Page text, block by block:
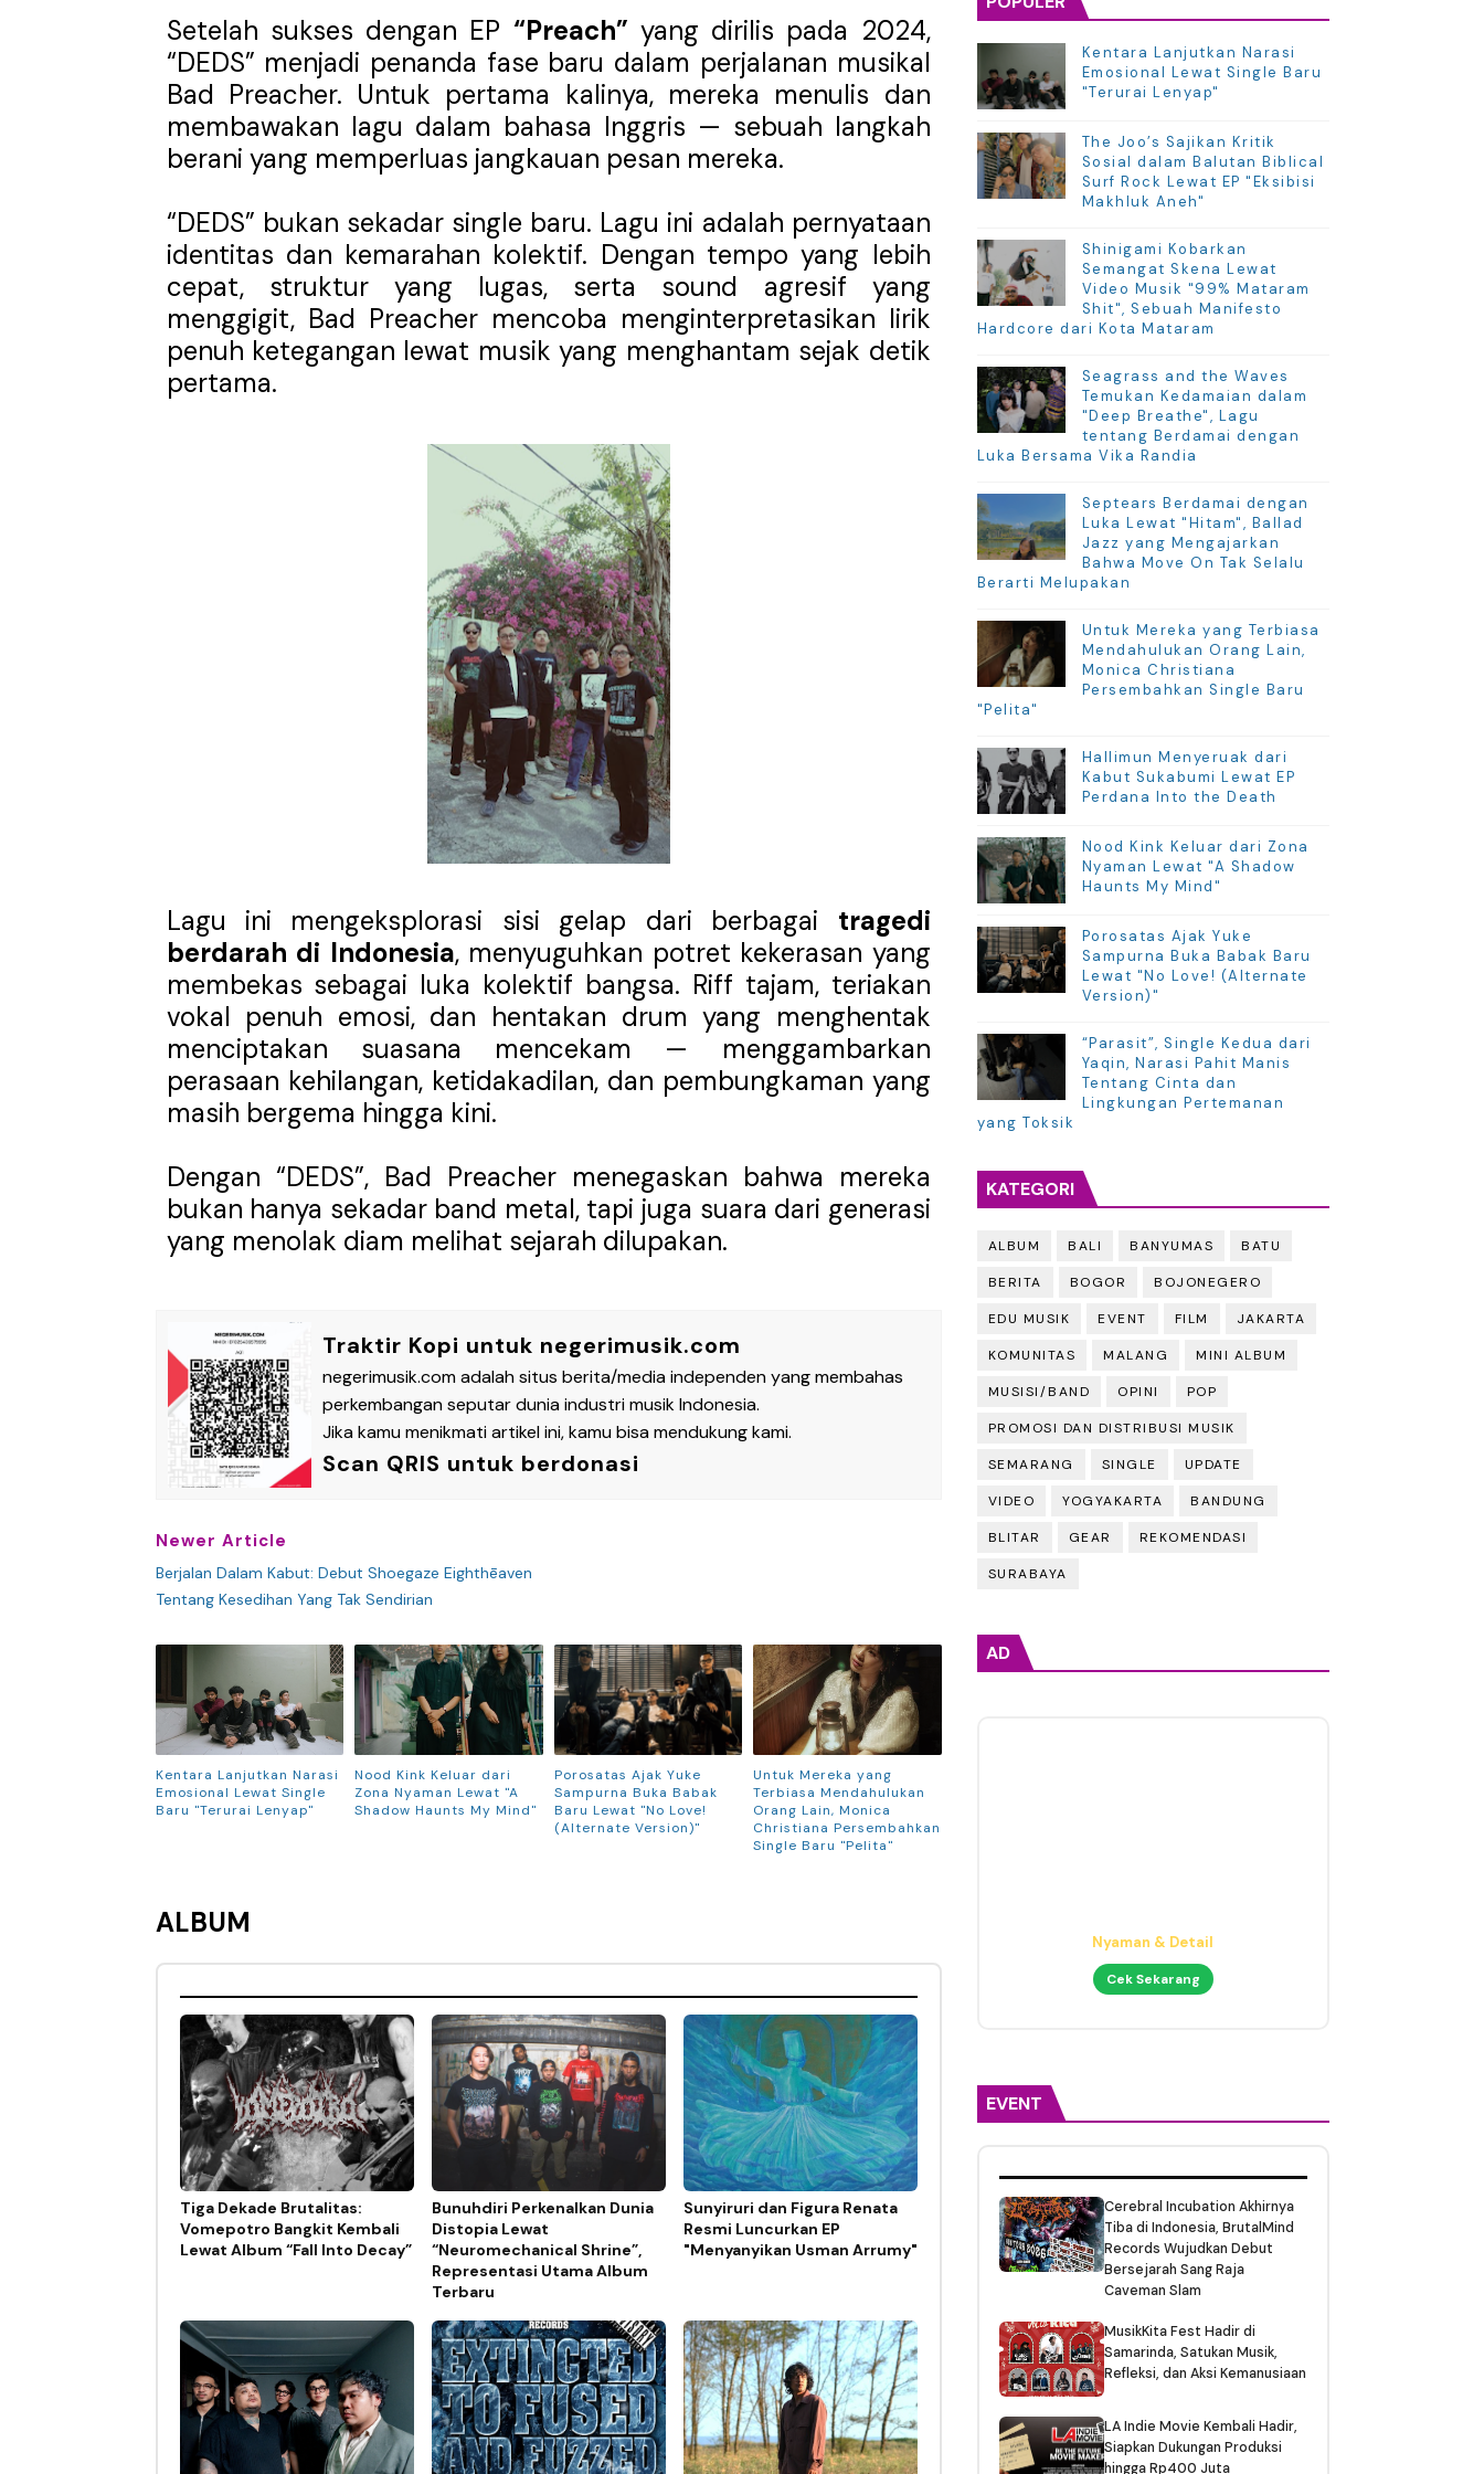
Setelah sukses dengan EP “Preach” yang dirilis pada 2024,
“DEDS” menjadi penanda fase baru dalam perjalanan musikal
Bad Preacher. Untuk pertama kalinya, mereka menulis dan
membawakan lagu dalam bahasa Inggris — sebuah langkah
berani yang memperluas jangkauan pesan mereka.
“DEDS” bukan sekadar single baru. Lagu ini adalah pernyataan
identitas dan kemarahan kolektif. Dengan tempo yang lebih
cepat, struktur yang lugas, serta sound agresif yang
menggigit, Bad Preacher mencoba menginterpretasikan lirik
penuh ketegangan lewat musik yang menghantam sejak detik
pertama.
Lagu ini mengeksplorasi sisi gelap dari berbagai tragedi
berdarah di Indonesia, menyuguhkan potret kekerasan yang
membekas sebagai luka kolektif bangsa. Riff tajam, teriakan
vokal penuh emosi, dan hentakan drum yang menghentak
menciptakan suasana mencekam — menggambarkan
perasaan kehilangan, ketidakadilan, dan pembungkaman yang
masih bergema hingga kini.
Dengan “DEDS”, Bad Preacher menegaskan bahwa mereka
bukan hanya sekadar band metal, tapi juga suara dari generasi
yang menolak diam melihat sejarah dilupakan.
Traktir Kopi untuk negerimusik.com
negerimusik.com adalah situs berita/media independen yang membahas
perkembangan seputar dunia industri musik Indonesia.
Jika kamu menikmati artikel ini, kamu bisa mendukung kami.
Scan QRIS untuk berdonasi
Newer Article
Berjalan Dalam Kabut: Debut Shoegaze Eighthēaven
Tentang Kesedihan Yang Tak Sendirian
Kentara Lanjutkan Narasi
Emosional Lewat Single
Baru "Terurai Lenyap"
Nood Kink Keluar dari
Zona Nyaman Lewat "A
Shadow Haunts My Mind"
Porosatas Ajak Yuke
Sampurna Buka Babak
Baru Lewat "No Love!
(Alternate Version)"
Untuk Mereka yang
Terbiasa Mendahulukan
Orang Lain, Monica
Christiana Persembahkan
Single Baru "Pelita"
ALBUM
Tiga Dekade Brutalitas:
Vomepotro Bangkit Kembali
Lewat Album “Fall Into Decay”
Bunuhdiri Perkenalkan Dunia
Distopia Lewat
“Neuromechanical Shrine”,
Representasi Utama Album
Terbaru
Sunyiruri dan Figura Renata
Resmi Luncurkan EP
"Menyanyikan Usman Arrumy"
Kentara Lanjutkan Narasi
Emosional Lewat Single Baru
"Terurai Lenyap"
The Joo’s Sajikan Kritik
Sosial dalam Balutan Biblical
Surf Rock Lewat EP "Eksibisi
Makhluk Aneh"
Shinigami Kobarkan
Semangat Skena Lewat
Video Musik "99% Mataram
Shit", Sebuah Manifesto
Hardcore dari Kota Mataram
Seagrass and the Waves
Temukan Kedamaian dalam
"Deep Breathe", Lagu
tentang Berdamai dengan
Luka Bersama Vika Randia
Septears Berdamai dengan
Luka Lewat "Hitam", Ballad
Jazz yang Mengajarkan
Bahwa Move On Tak Selalu
Berarti Melupakan
Untuk Mereka yang Terbiasa
Mendahulukan Orang Lain,
Monica Christiana
Persembahkan Single Baru
"Pelita"
Hallimun Menyeruak dari
Kabut Sukabumi Lewat EP
Perdana Into the Death
Nood Kink Keluar dari Zona
Nyaman Lewat "A Shadow
Haunts My Mind"
Porosatas Ajak Yuke
Sampurna Buka Babak Baru
Lewat "No Love! (Alternate
Version)"
“Parasit”, Single Kedua dari
Yaqin, Narasi Pahit Manis
Tentang Cinta dan
Lingkungan Pertemanan
yang Toksik
KATEGORI
ALBUM BALI BANYUMAS BATU
BERITA BOGOR BOJONEGERO
EDU MUSIK EVENT FILM JAKARTA
KOMUNITAS MALANG MINI ALBUM
MUSISI/BAND OPINI POP
PROMOSI DAN DISTRIBUSI MUSIK
SEMARANG SINGLE UPDATE
VIDEO YOGYAKARTA BANDUNG
BLITAR GEAR REKOMENDASI
SURABAYA
AD
Nyaman & Detail
Cek Sekarang
EVENT
Cerebral Incubation Akhirnya
Tiba di Indonesia, BrutalMind
Records Wujudkan Debut
Bersejarah Sang Raja
Caveman Slam
MusikKita Fest Hadir di
Samarinda, Satukan Musik,
Refleksi, dan Aksi Kemanusiaan
LA Indie Movie Kembali Hadir,
Siapkan Dukungan Produksi
hingga Rp400 Juta